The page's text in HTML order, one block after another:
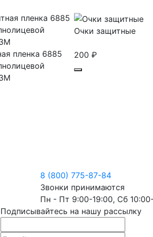
пленка 6885
Очки защитные
200 ₽
8 (800) 775-87-84
Звонки принимаются
Пн - Пт 9:00-19:00, Сб
Подписывайтесь на нашу рассылку